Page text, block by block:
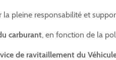
la pleine responsabilité et
carburant, en fonction de la
de ravitaillement du